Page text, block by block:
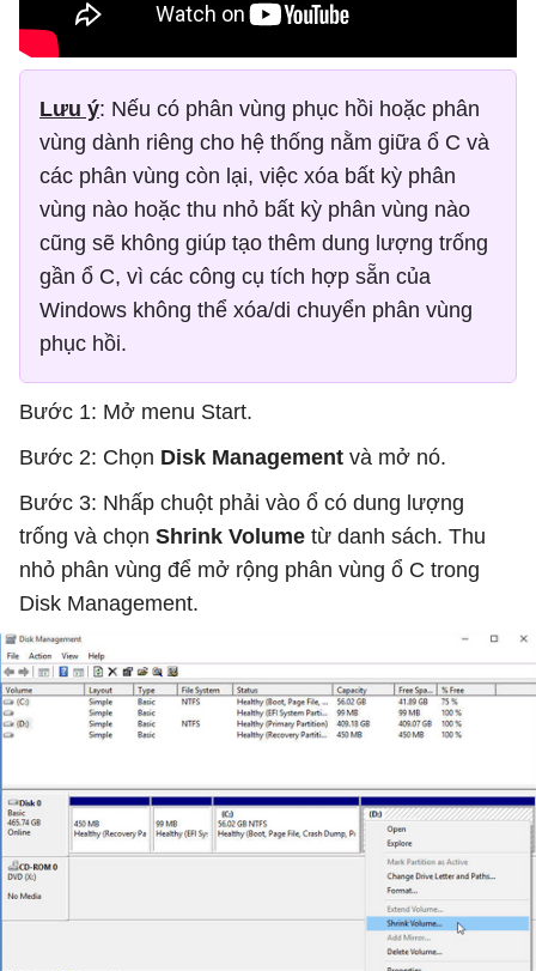
Lưu ý: Nếu có phân vùng phục hồi hoặc phân
vùng dành riêng cho hệ thống nằm giữa ổ C và
các phân vùng còn lại, việc xóa bất kỳ phân
vùng nào hoặc thu nhỏ bất kỳ phân vùng nào
cũng sẽ không giúp tạo thêm dung lượng trống
gần ổ C, vì các công cụ tích hợp sẵn của
Windows không thể xóa/di chuyển phân vùng
phục hồi.
Bước 1: Mở menu Start.
Bước 2: Chọn Disk Management và mở nó.
Bước 3: Nhấp chuột phải vào ổ có dung lượng
trống và chọn Shrink Volume từ danh sách. Thu
nhỏ phân vùng để mở rộng phân vùng ổ C trong
Disk Management.